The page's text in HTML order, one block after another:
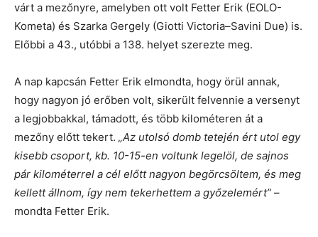
várt a mezőnyre, amelyben ott volt Fetter Erik (EOLO-
Kometa) és Szarka Gergely (Giotti Victoria–Savini Due) is.
Előbbi a 43., utóbbi a 138. helyet szerezte meg.
A nap kapcsán Fetter Erik elmondta, hogy örül annak,
hogy nagyon jó erőben volt, sikerült felvennie a versenyt
a legjobbakkal, támadott, és több kilométeren át a
mezőny előtt tekert. „Az utolsó domb tetején ért utol egy
kisebb csoport, kb. 10-15-en voltunk legelöl, de sajnos
pár kilométerrel a cél előtt nagyon begörcsöltem, és meg
kellett állnom, így nem tekerhettem a győzelemért” –
mondta Fetter Erik.